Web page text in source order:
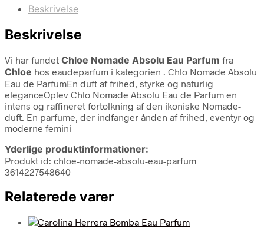
Beskrivelse
Beskrivelse
Vi har fundet Chloe Nomade Absolu Eau Parfum fra
Chloe hos eaudeparfum i kategorien . Chlo Nomade Absolu
Eau de ParfumEn duft af frihed, styrke og naturlig
eleganceOplev Chlo Nomade Absolu Eau de Parfum en
intens og raffineret fortolkning af den ikoniske Nomade-
duft. En parfume, der indfanger ånden af frihed, eventyr og
moderne femini
Yderlige produktinformationer:
Produkt id: chloe-nomade-absolu-eau-parfum
3614227548640
Relaterede varer